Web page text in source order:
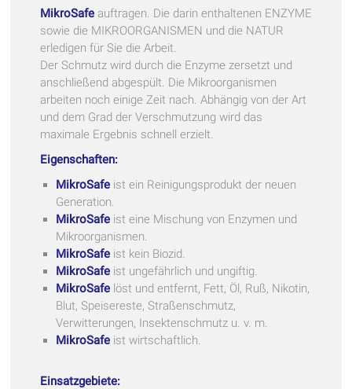
MikroSafeauftragen. Die darin enthaltenen ENZYME
sowie die MIKROORGANISMEN und die NATUR
erledigen für Sie die Arbeit.
Der Schmutz wird durch die Enzyme zersetzt und
anschließend abgespült. Die Mikroorganismen
arbeiten noch einige Zeit nach. Abhängig von der Art
und dem Grad der Verschmutzung wird das
maximale Ergebnis schnell erzielt.
Eigenschaften:
MikroSafeist ein Reinigungsprodukt der neuen
Generation.
MikroSafe ist eine Mischung von Enzymen und
Mikroorganismen.
MikroSafeist kein Biozid.
MikroSafeist ungefährlich und ungiftig.
MikroSafelöst und entfernt, Fett, Öl, Ruß, Nikotin,
Blut, Speisereste, Straßenschmutz,
Verwitterungen, Insektenschmutz u. v. m.
MikroSafeist wirtschaftlich.
Einsatzgebiete: